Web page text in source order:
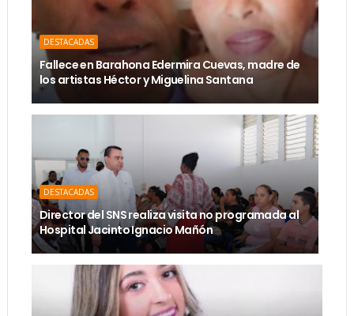
DESTACADAS
Fallece en Barahona Edermira Cuevas, madre de
los artistas Héctor y Miguelina Santana
DESTACADAS
Director del SNS realiza visita no programada al
Hospital Jacinto Ignacio Mañón